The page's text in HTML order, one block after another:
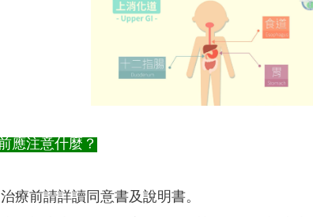
應注意什麼？
療前請詳讀同意書及說明書。